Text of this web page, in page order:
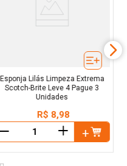
Esponja Lilás Limpeza Extrema
Scotch-Brite Leve 4 Pague 3
Unidades
R$ 8,98
＋